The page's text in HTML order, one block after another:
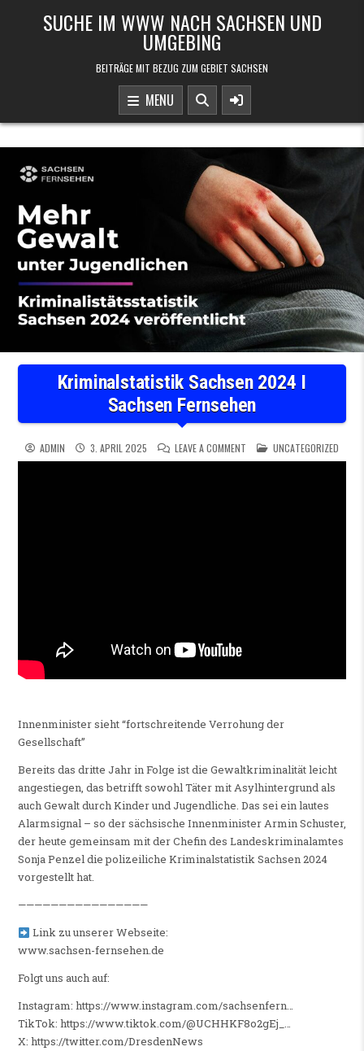
SUCHE IM WWW NACH SACHSEN UND
UMGEBING
BEITRÄGE MIT BEZUG ZUM GEBIET SACHSEN
MENU
Kriminalstatistik Sachsen 2024 I
Sachsen Fernsehen
ADMIN 3. APRIL 2025 LEAVE A COMMENT ON KRIMINALSTATISTIK
POSTED IN
UNCATEGORIZED
Innenminister sieht “fortschreitende Verrohung der
Gesellschaft”
Bereits das dritte Jahr in Folge ist die Gewaltkriminalität leicht
angestiegen, das betrifft sowohl Täter mit Asylhintergrund als
auch Gewalt durch Kinder und Jugendliche. Das sei ein lautes
Alarmsignal – so der sächsische Innenminister Armin Schuster,
der heute gemeinsam mit der Chefin des Landeskriminalamtes
Sonja Penzel die polizeiliche Kriminalstatistik Sachsen 2024
vorgestellt hat.
————————————————
Link zu unserer Webseite:
www.sachsen-fernsehen.de
Folgt uns auch auf:
Instagram: https://www.instagram.com/sachsenfern…
TikTok: https://www.tiktok.com/@UCHHKF8o2gEj_…
X: https://twitter.com/DresdenNews